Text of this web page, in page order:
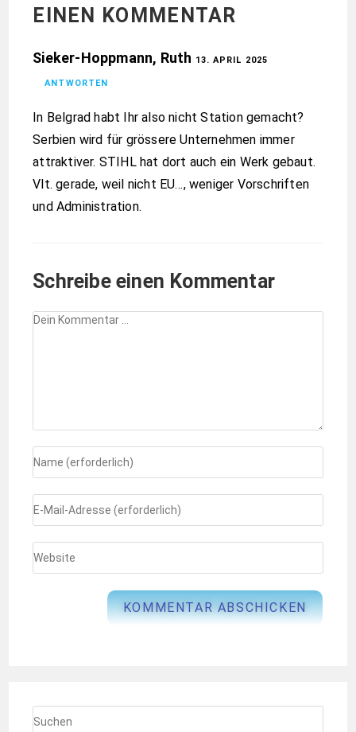
EINEN KOMMENTAR
Sieker-Hoppmann, Ruth 13. APRIL 2025
ANTWORTEN
In Belgrad habt Ihr also nicht Station gemacht?
Serbien wird für grössere Unternehmen immer
attraktiver. STIHL hat dort auch ein Werk gebaut.
Vlt. gerade, weil nicht EU…, weniger Vorschriften
und Administration.
Schreibe einen Kommentar